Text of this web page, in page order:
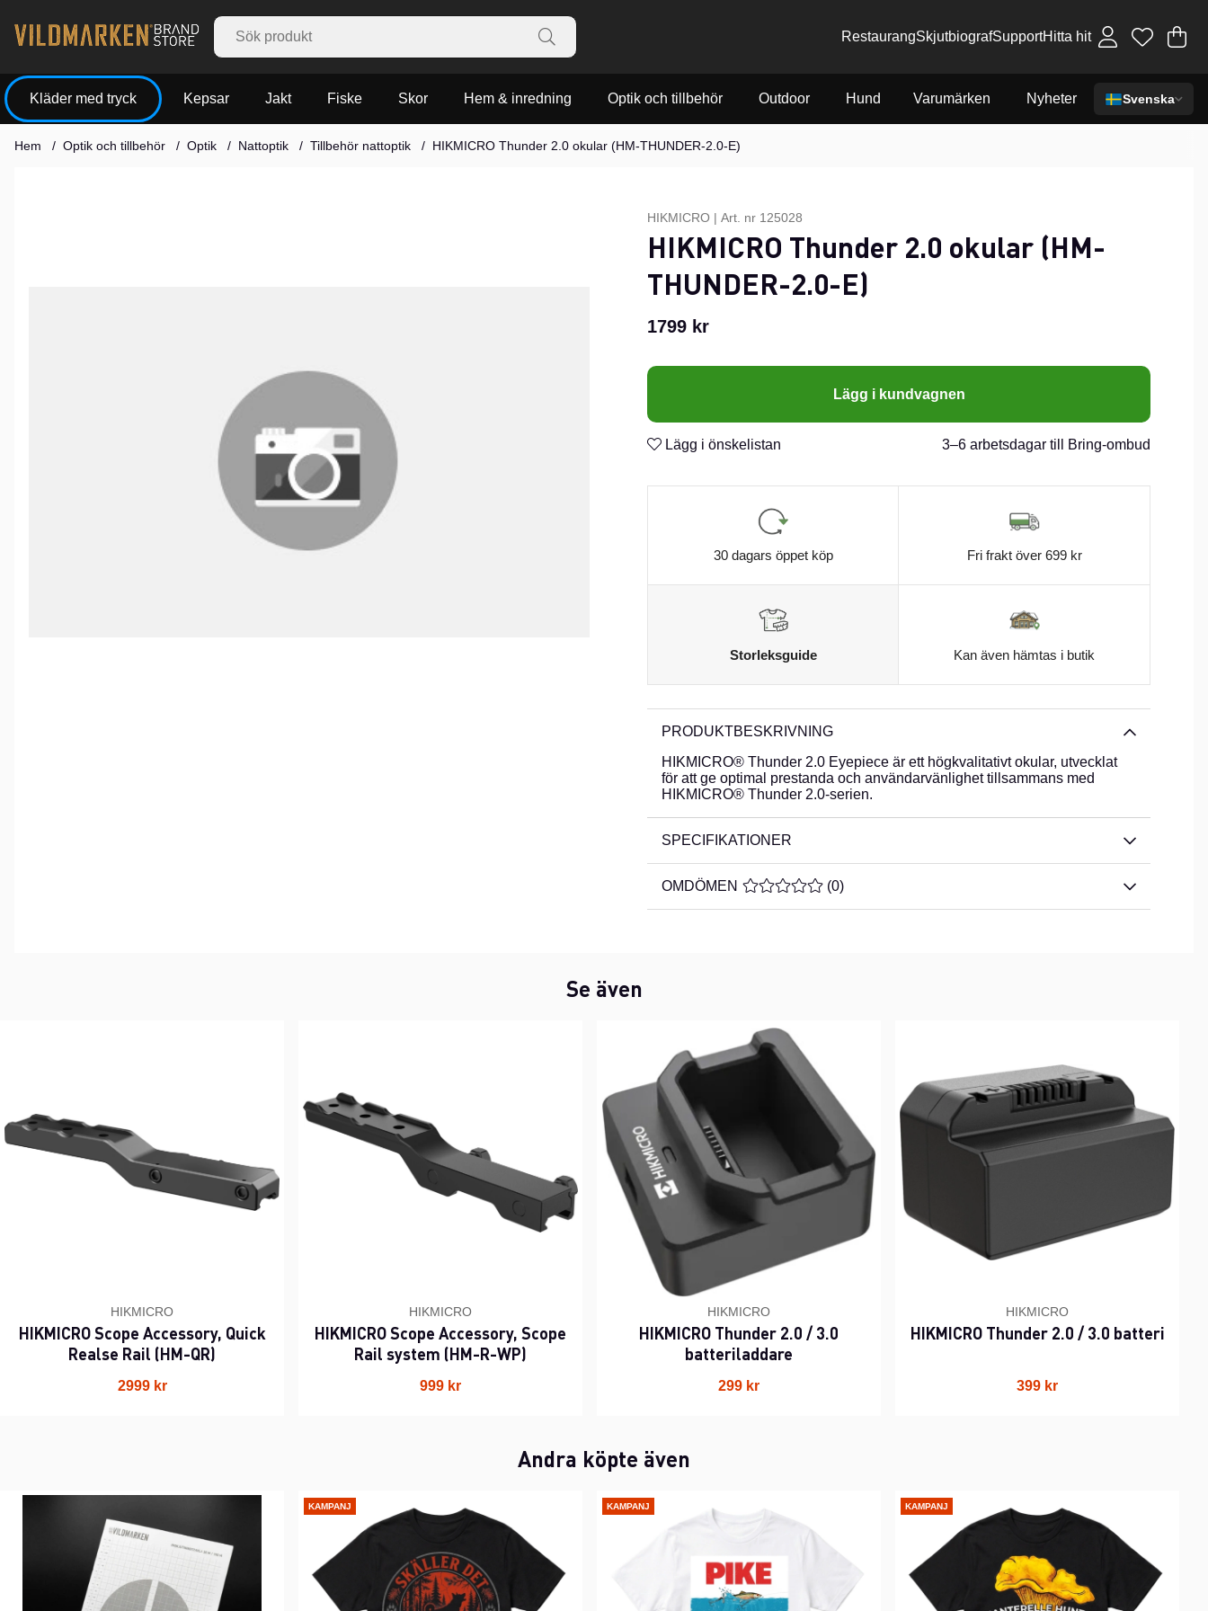
RestaurangSkjutbiografSupportHitta hit .
Kläder med tryck Kepsar Jakt Fiske Skor Hem & inredning Optik och tillbehör Outdoor Hund Varumärken Nyheter Svenska
Hem Optik och tillbehör Optik Nattoptik Tillbehör nattoptik HIKMICRO Thunder 2.0 okular (HM-THUNDER-2.0-E)
HIKMICRO | Art. nr 125028
HIKMICRO Thunder 2.0 okular (HM-
THUNDER-2.0-E)
1799 kr
Lägg i kundvagnen
Lägg i önskelistan 3–6 arbetsdagar till Bring-ombud
30 dagars öppet köp Fri frakt över 699 kr
Storleksguide Kan även hämtas i butik
PRODUKTBESKRIVNING
HIKMICRO® Thunder 2.0 Eyepiece är ett högkvalitativt okular, utvecklat
för att ge optimal prestanda och användarvänlighet tillsammans med
HIKMICRO® Thunder 2.0-serien.
SPECIFIKATIONER
OMDÖMEN MEDELBETYG 0 AV 5 ANTAL BETYG 0
(0)
Se även
HIKMICRO
HIKMICRO Scope Accessory, Quick
Realse Rail (HM-QR)
2999 kr
HIKMICRO
HIKMICRO Scope Accessory, Scope
Rail system (HM-R-WP)
999 kr
HIKMICRO
HIKMICRO Thunder 2.0 / 3.0
batteriladdare
299 kr
HIKMICRO
HIKMICRO Thunder 2.0 / 3.0 batteri
399 kr
Andra köpte även
KAMPANJ KAMPANJ KAMPANJ